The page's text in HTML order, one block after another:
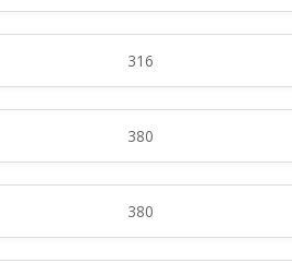
316
380
380